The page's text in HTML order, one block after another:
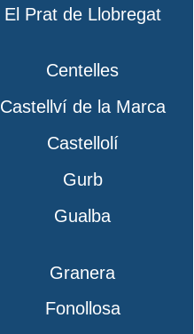
El Prat de Llobregat
Centelles
Castellví de la Marca
Castellolí
Gurb
Gualba
Granera
Fonollosa